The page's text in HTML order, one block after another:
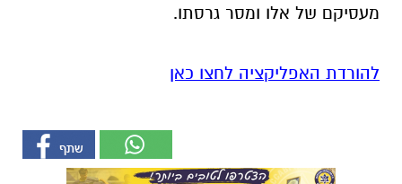
מעסיקם של אלו ומסר גרסתו.
להורדת האפליקציה לחצו כאן